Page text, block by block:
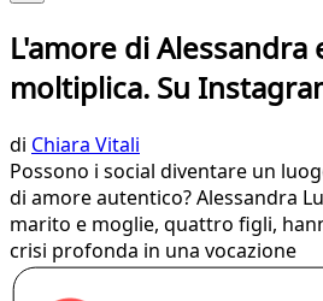
L'amore di Alessandra
moltiplica. Su
di Chiara Vitali
Possono i social diventare un
di amore autentico? Alessandra
marito e moglie, quattro figli,
crisi profonda in una vocazione